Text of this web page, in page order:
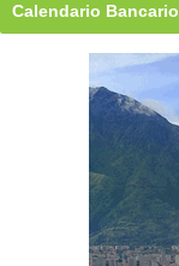
Calendario Bancario